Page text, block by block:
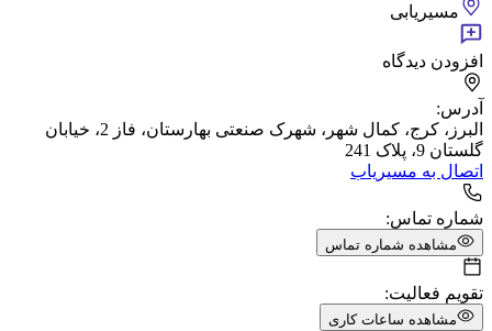
مسیریابی
افزودن دیدگاه
آدرس:
البرز، کرج، کمال شهر، شهرک صنعتی بهارستان، فاز 2، خیابان
گلستان 9، پلاک 241
اتصال به مسیریاب
شماره تماس:
مشاهده شماره تماس
تقویم فعالیت:
مشاهده ساعات کاری